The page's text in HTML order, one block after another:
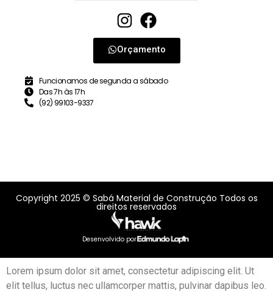
Orçamento
Funcionamos de segunda a sábado
Das 7h às 17h
(92) 99103-9337
Copyright 2025 © Sabá Material de Construção Todos os
direitos reservados
Desenvolvido por
Lorem ipsum dolor sit amet, consectetur adipiscing elit. Ut
elit tellus, luctus nec ullamcorper mattis, pulvinar dapibus leo.